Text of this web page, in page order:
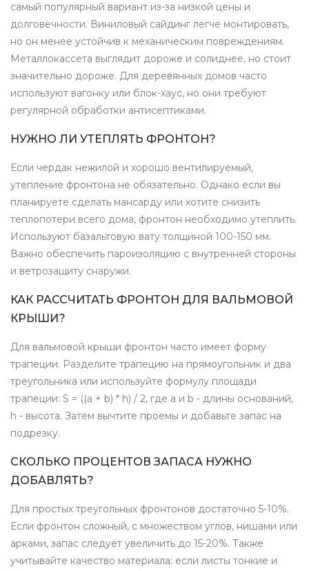
самый популярный вариант из-за низкой цены и
долговечности. Виниловый сайдинг легче монтировать,
но он менее устойчив к механическим повреждениям.
Металлокассета выглядит дороже и солиднее, но стоит
значительно дороже. Для деревянных домов часто
используют вагонку или блок-хаус, но они требуют
регулярной обработки антисептиками.
НУЖНО ЛИ УТЕПЛЯТЬ ФРОНТОН?
Если чердак нежилой и хорошо вентилируемый,
утепление фронтона не обязательно. Однако если вы
планируете сделать мансарду или хотите снизить
теплопотери всего дома, фронтон необходимо утеплить.
Используют базальтовую вату толщиной 100-150 мм.
Важно обеспечить пароизоляцию с внутренней стороны
и ветрозащиту снаружи.
КАК РАССЧИТАТЬ ФРОНТОН ДЛЯ ВАЛЬМОВОЙ
КРЫШИ?
Для вальмовой крыши фронтон часто имеет форму
трапеции. Разделите трапецию на прямоугольник и два
треугольника или используйте формулу площади
трапеции: S = ((a + b) * h) / 2, где a и b - длины оснований,
h - высота. Затем вычтите проемы и добавьте запас на
подрезку.
СКОЛЬКО ПРОЦЕНТОВ ЗАПАСА НУЖНО
ДОБАВЛЯТЬ?
Для простых треугольных фронтонов достаточно 5-10%.
Если фронтон сложный, с множеством углов, нишами или
арками, запас следует увеличить до 15-20%. Также
учитывайте качество материала: если листы тонкие и